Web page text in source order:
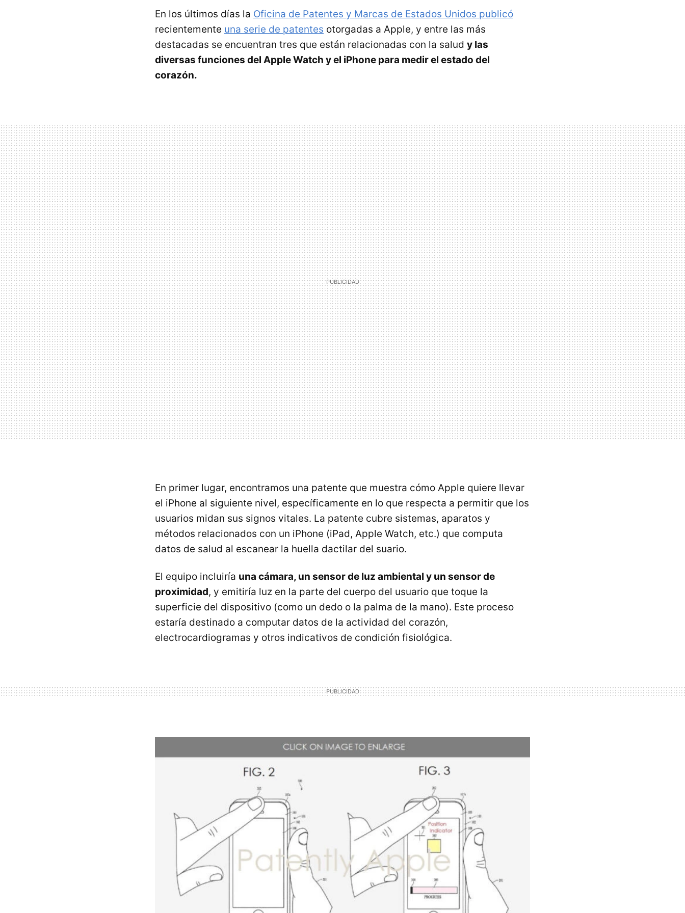
En los últimos días la Oficina de Patentes y Marcas de Estados Unidos publicó
recientemente una serie de patentes otorgadas a Apple, y entre las más
destacadas se encuentran tres que están relacionadas con la salud y las
diversas funciones del Apple Watch y el iPhone para medir el estado del
corazón.
En primer lugar, encontramos una patente que muestra cómo Apple quiere llevar
el iPhone al siguiente nivel, específicamente en lo que respecta a permitir que los
usuarios midan sus signos vitales. La patente cubre sistemas, aparatos y
métodos relacionados con un iPhone (iPad, Apple Watch, etc.) que computa
datos de salud al escanear la huella dactilar del suario.
El equipo incluiría una cámara, un sensor de luz ambiental y un sensor de
proximidad, y emitiría luz en la parte del cuerpo del usuario que toque la
superficie del dispositivo (como un dedo o la palma de la mano). Este proceso
estaría destinado a computar datos de la actividad del corazón,
electrocardiogramas y otros indicativos de condición fisiológica.